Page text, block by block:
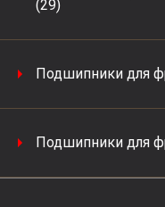
(29)
Подшипники для
Подшипники для